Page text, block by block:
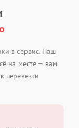
в сервис. Наш
на месте — вам
перевезти